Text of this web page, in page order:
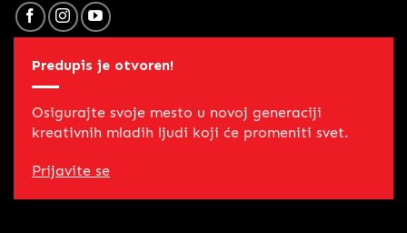
Predupis je otvoren!
Osigurajte svoje mesto u novoj generaciji
kreativnih mladih ljudi koji će promeniti svet.
Prijavite se